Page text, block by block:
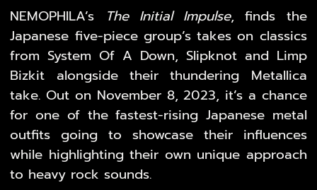
NEMOPHILA’s
The Initial Impulse, finds the
Japanese five-piece group’s takes on classics
from System Of A Down, Slipknot and Limp
Bizkit alongside their thundering Metallica
take. Out on November 8, 2023, it’s a chance
for one of the fastest-rising Japanese metal
outfits going to showcase their influences
while highlighting their own unique approach
to heavy rock sounds.